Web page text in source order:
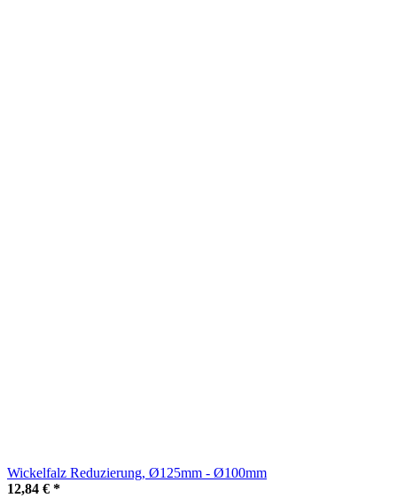
Wickelfalz Reduzierung, Ø125mm - Ø100mm
12,84 € *